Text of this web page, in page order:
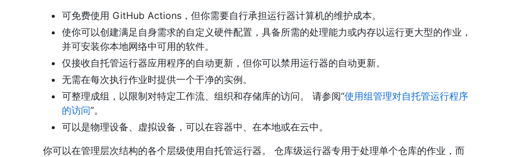
可免费使用 GitHub Actions，但你需要自行承担运行器计算机的维护成本。
使你可以创建满足自身需求的自定义硬件配置，具备所需的处理能力或内存以运行更大型的作业，
并可安装你本地网络中可用的软件。
仅接收自托管运行器应用程序的自动更新，但你可以禁用运行器的自动更新。
无需在每次执行作业时提供一个干净的实例。
可整理成组，以限制对特定工作流、组织和存储库的访问。 请参阅“使用组管理对自托管运行程序
的访问”。
可以是物理设备、虚拟设备，可以在容器中、在本地或在云中。
你可以在管理层次结构的各个层级使用自托管运行器。 仓库级运行器专用于处理单个仓库的作业，而